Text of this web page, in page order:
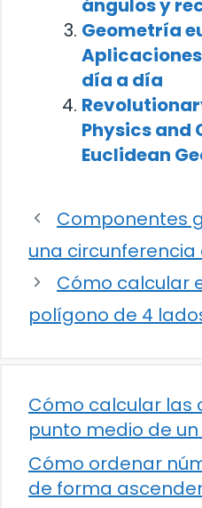
ángulos y
Geometría
día a día
Physics and
Euclidean
Componentes
una circunferencia
Cómo calcular
polígono de 4
Cómo calcular las
punto medio de
Cómo ordenar
de forma